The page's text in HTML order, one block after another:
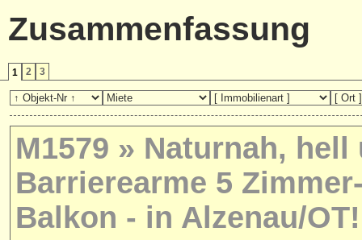
Zusammenfassung
1 2 3
M1579 » Naturnah,
Barrierearme 5
Balkon - in Alzenau/OT!